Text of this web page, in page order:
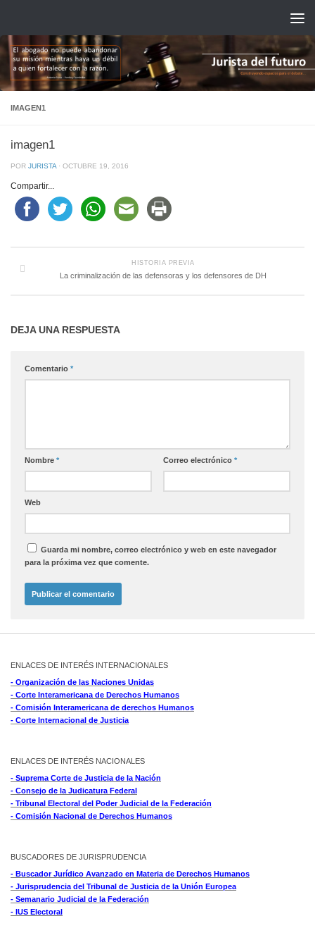
IMAGEN1
imagen1
POR JURISTA · OCTUBRE 19, 2016
Compartir...
HISTORIA PREVIA
La criminalización de las defensoras y los defensores de DH
DEJA UNA RESPUESTA
Comentario *
Nombre * Correo electrónico *
Web
Guarda mi nombre, correo electrónico y web en este navegador
para la próxima vez que comente.
ENLACES DE INTERÉS INTERNACIONALES
- Organización de las Naciones Unidas
- Corte Interamericana de Derechos Humanos
- Comisión Interamericana de derechos Humanos
- Corte Internacional de Justicia
ENLACES DE INTERÉS NACIONALES
- Suprema Corte de Justicia de la Nación
- Consejo de la Judicatura Federal
- Tribunal Electoral del Poder Judicial de la Federación
- Comisión Nacional de Derechos Humanos
BUSCADORES DE JURISPRUDENCIA
- Buscador Jurídico Avanzado en Materia de Derechos Humanos
- Jurisprudencia del Tribunal de Justicia de la Unión Europea
- Semanario Judicial de la Federación
- IUS Electoral